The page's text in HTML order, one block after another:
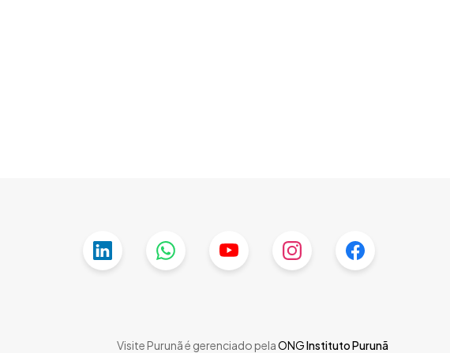
Visite Purunã é gerenciado pelaONGInstituto Purunã